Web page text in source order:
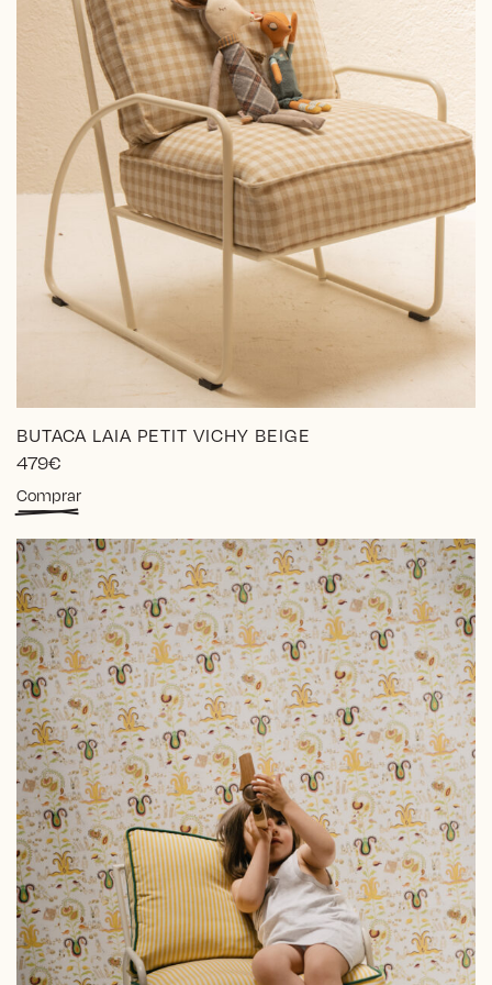
página
de
producto
BUTACA LAIA PETIT VICHY BEIGE
479€
Comprar